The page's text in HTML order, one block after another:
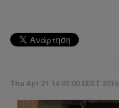
Thu Apr 21 14:01:00 EEST 2016